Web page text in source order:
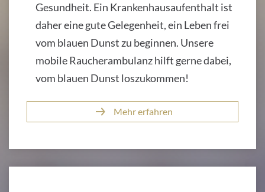
Gesundheit. Ein Krankenhausaufenthalt ist
daher eine gute Gelegenheit, ein Leben frei
vom blauen Dunst zu beginnen. Unsere
mobile Raucherambulanz hilft gerne dabei,
vom blauen Dunst loszukommen!
Mehr erfahren